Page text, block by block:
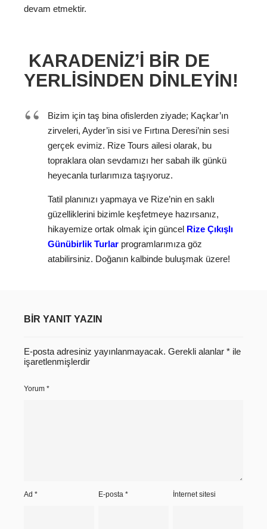
devam etmektir.
KARADENIZ’I BIR DE
YERLISINDEN DINLEYIN!
Bizim için taş bina ofislerden ziyade; Kaçkar’ın
zirveleri, Ayder’in sisi ve Fırtına Deresi’nin sesi
gerçek evimiz. Rize Tours ailesi olarak, bu
topraklara olan sevdamızı her sabah ilk günkü
heyecanla turlarımıza taşıyoruz.
Tatil planınızı yapmaya ve Rize’nin en saklı
güzelliklerini bizimle keşfetmeye hazırsanız,
hikayemize ortak olmak için güncel Rize Çıkışlı
Günübirlik Turlar programlarımıza göz
atabilirsiniz. Doğanın kalbinde buluşmak üzere!
BIR YANIT YAZIN
E-posta adresiniz yayınlanmayacak. Gerekli alanlar * ile
işaretlenmişlerdir
Yorum *
Ad * E-posta* İnternet sitesi